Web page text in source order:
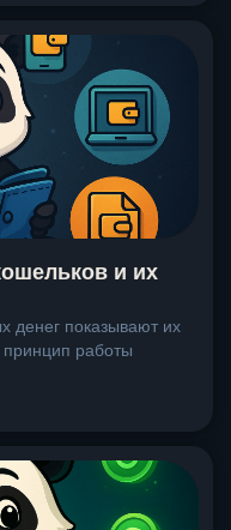
и их
денег показывают их
работы